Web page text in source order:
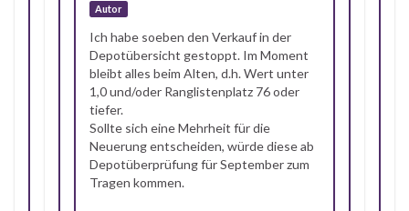
Autor
Ich habe soeben den Verkauf in der
Depotübersicht gestoppt. Im Moment
bleibt alles beim Alten, d.h. Wert unter
1,0 und/oder Ranglistenplatz 76 oder
tiefer.
Sollte sich eine Mehrheit für die
Neuerung entscheiden, würde diese ab
Depotüberprüfung für September zum
Tragen kommen.